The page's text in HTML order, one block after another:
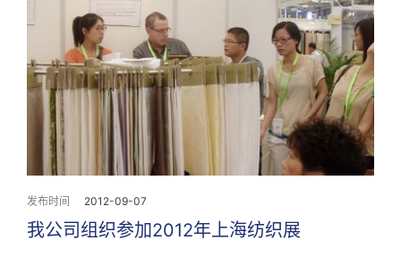
发布时间 2012-09-07
我公司组织参加2012年上海纺织展